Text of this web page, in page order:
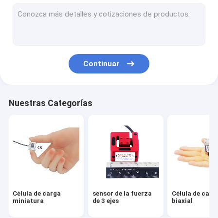
Célula de carga del perfil bajo
Célula de carga del perno de la carga
A través de la célula de carga del agujero
Arduino de la célula de carga
indicador de la célula de carga
Continuar
Nuestras Categorías
Célula de carga
miniatura
sensor de la fuerza
de 3 ejes
Célula de
biaxial